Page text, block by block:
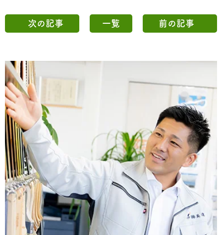
次の記事 一覧 前の記事